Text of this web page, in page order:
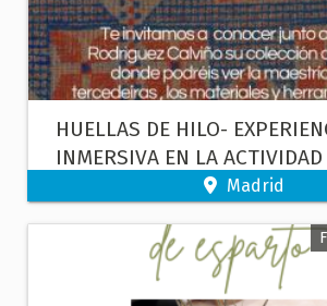
HUELLAS DE HILO-
INMERSIVA EN LA
LA GALICIA RURAL Madrid